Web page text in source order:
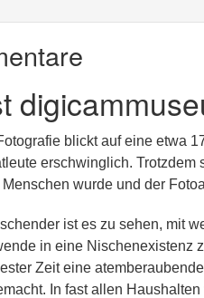
blickt auf eine etwa
erschwinglich.
wurde und der
ist es zu sehen, mit
in eine Nischenexistenz
Zeit eine
In fast allen